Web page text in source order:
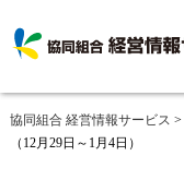
協同組合 経営情報サービス >
（12月29日～1月4日）